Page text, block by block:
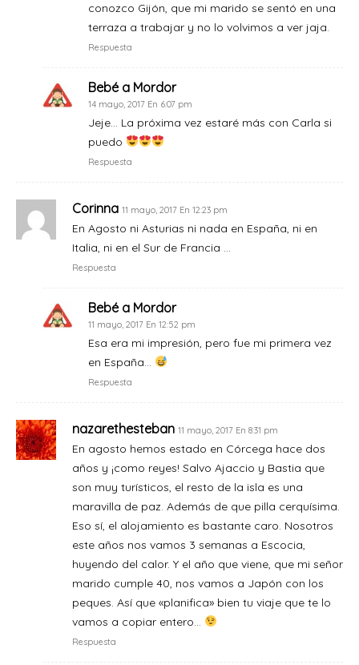
conozco Gijón, que mi marido se sentó en una
terraza a trabajar y no lo volvimos a ver jaja.
Respuesta
Bebé a Mordor
14 mayo, 2017 En 6:07 pm
Jeje… La próxima vez estaré más con Carla si
puedo
Respuesta
Corinna 11 mayo, 2017 En 12:23 pm
En Agosto ni Asturias ni nada en España, ni en
Italia, ni en el Sur de Francia …
Respuesta
Bebé a Mordor
11 mayo, 2017 En 12:52 pm
Esa era mi impresión, pero fue mi primera vez
en España…
Respuesta
nazarethesteban 11 mayo, 2017 En 8:31 pm
En agosto hemos estado en Córcega hace dos
años y ¡como reyes! Salvo Ajaccio y Bastia que
son muy turísticos, el resto de la isla es una
maravilla de paz. Además de que pilla cerquísima.
Eso sí, el alojamiento es bastante caro. Nosotros
este años nos vamos 3 semanas a Escocia,
huyendo del calor. Y el año que viene, que mi señor
marido cumple 40, nos vamos a Japón con los
peques. Así que «planifica» bien tu viaje que te lo
vamos a copiar entero…
Respuesta